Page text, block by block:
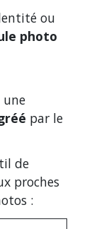
ou
photo
une
par le
de
proches
: